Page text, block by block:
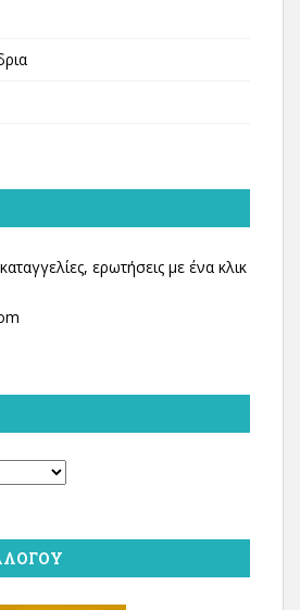
ερωτήσεις με ένα κλικ